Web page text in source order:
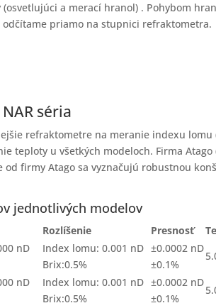
a merací hranol) . Pohybom
priamo na stupnici refraktometra.
séria
refraktometre na meranie indexu lomu
teploty u všetkých modeloch. Firma
firmy Atago sa vyznačujú robustnou
jednotlivých modelov
Rozlíšenie Presnosť
nD
Index lomu: 0.001 nD
Brix:0.5%
±0.0002 nD
±0.1%
nD
Index lomu: 0.001 nD
Brix:0.5%
±0.0002 nD
±0.1%